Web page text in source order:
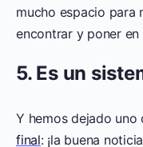
mucho espacio para
encontrar y poner
5. Es un
Y hemos dejado uno
final: ¡la buena